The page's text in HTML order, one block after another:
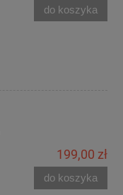
do koszyka
199,00 zł
do koszyka